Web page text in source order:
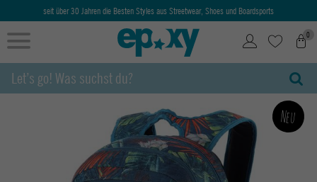
seit über 30 Jahren die Besten Styles aus Streetwear, Shoes und Boardsports
0
Neu